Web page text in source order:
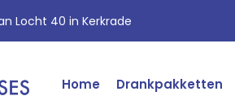
Locht 40 in Kerkrade
Home Drankpakketten